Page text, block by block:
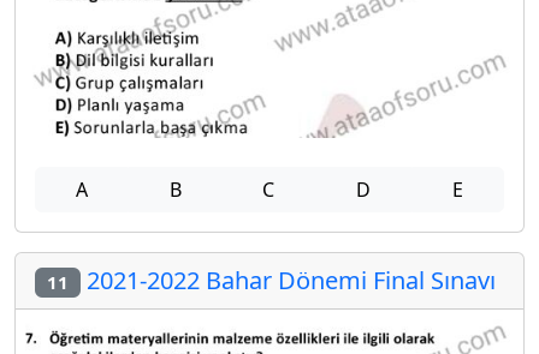
A B C D E
11 2021-2022 Bahar Dönemi Final Sınavı